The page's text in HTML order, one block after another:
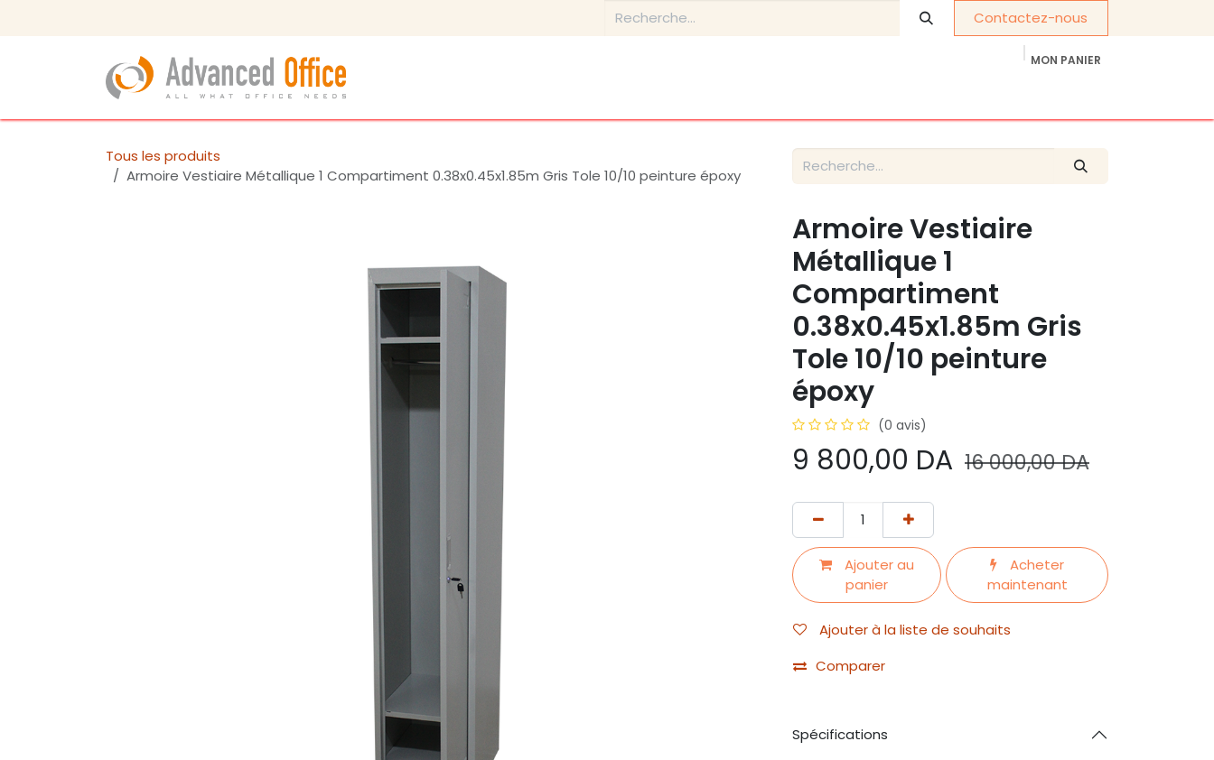
Contactez-nous
MON PANIER
Tous les produits
Armoire Vestiaire Métallique 1 Compartiment 0.38x0.45x1.85m Gris Tole 10/10 peinture époxy
Armoire Vestiaire
Métallique 1
Compartiment
0.38x0.45x1.85m Gris
Tole 10/10 peinture
époxy
(0 avis)
9 800,00 DA 16 000,00DA
Ajouter au
panier
Acheter
maintenant
Ajouter à la liste de souhaits
Comparer
Spécifications